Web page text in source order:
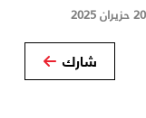
20 حزيران 2025
شارك